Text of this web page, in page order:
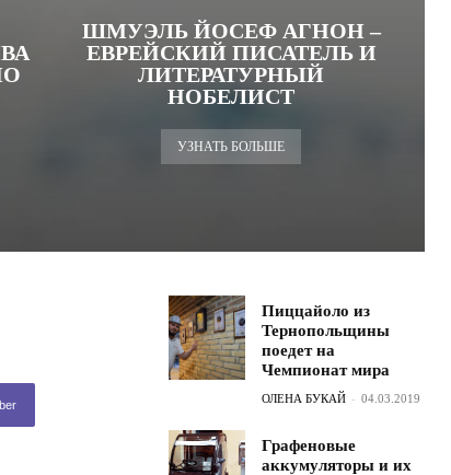
ШМУЭЛЬ ЙОСЕФ АГНОН –
ЕВРЕЙСКИЙ ПИСАТЕЛЬ И
ЛИТЕРАТУРНЫЙ
НОБЕЛИСТ
УЗНАТЬ БОЛЬШЕ
Пиццайоло из
Тернопольщины
поедет на
Чемпионат мира
ОЛЕНА БУКАЙ - 04.03.2019
Графеновые
аккумуляторы и их